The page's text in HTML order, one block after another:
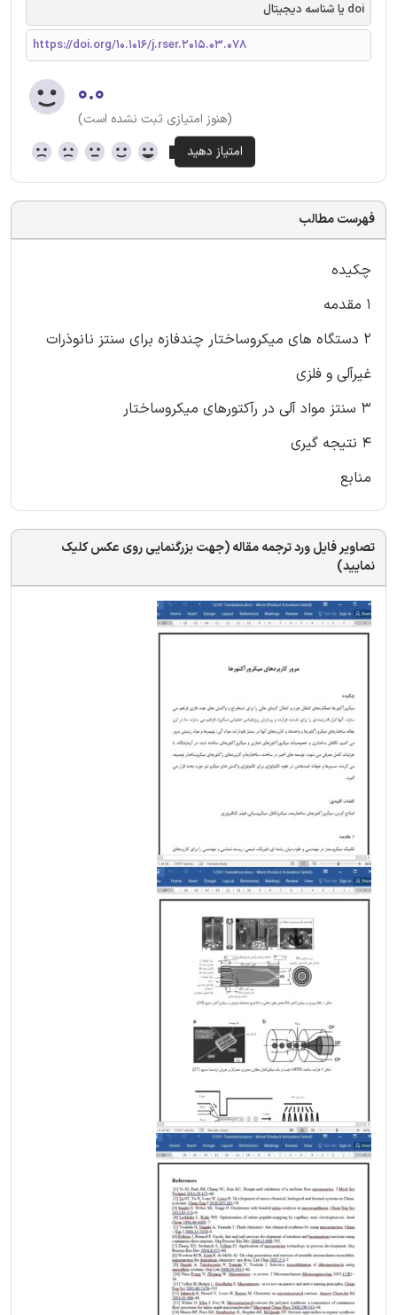
doi یا شناسه دیجیتال
https://doi.org/10.1016/j.rser.2015.03.078
۰.۰
(هنوز امتیازی ثبت نشده است)
فهرست مطالب
چکیده
1 مقدمه
2 دستگاه های میکروساختار چندفازه برای سنتز نانوذرات
غیرآلی و فلزی
3 سنتز مواد آلی در رآکتورهای میکروساختار
4 نتیجه گیری
منابع
تصاویر فایل ورد ترجمه مقاله (جهت بزرگنمایی روی عکس کلیک
نمایید)